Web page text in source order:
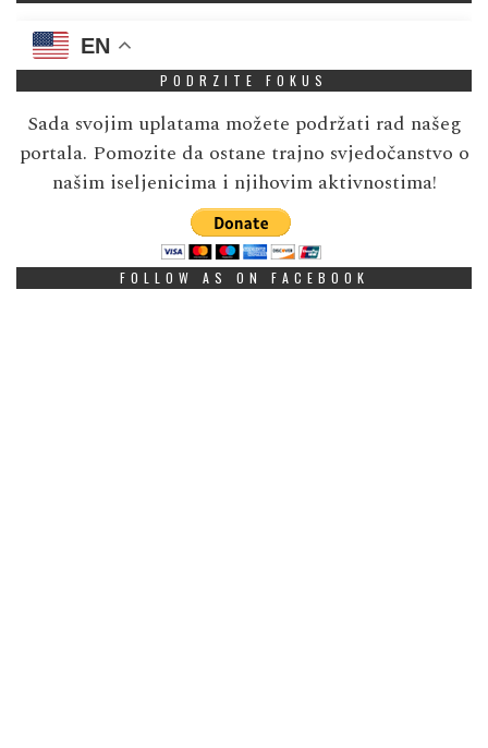
EN
PODRZITE FOKUS
Sada svojim uplatama možete podržati rad našeg
portala. Pomozite da ostane trajno svjedočanstvo o
našim iseljenicima i njihovim aktivnostima!
FOLLOW AS ON FACEBOOK